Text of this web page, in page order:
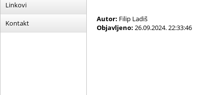
Linkovi
Kontakt Autor: Filip Ladiš
Objavljeno: 26.09.2024. 22:33:46